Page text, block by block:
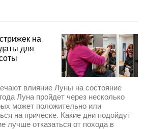
на
для
влияние Луны на состояние
Луна пройдет через несколько
может положительно или
на прическе. Какие дни подойдут
лучше отказаться от похода в